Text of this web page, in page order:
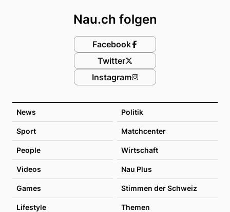
News Politik
Sport Matchcenter
People Wirtschaft
Videos Nau Plus
Games Stimmen der Schweiz
Lifestyle Themen
Nau.ch folgen
Facebook
Twitter
Instagram